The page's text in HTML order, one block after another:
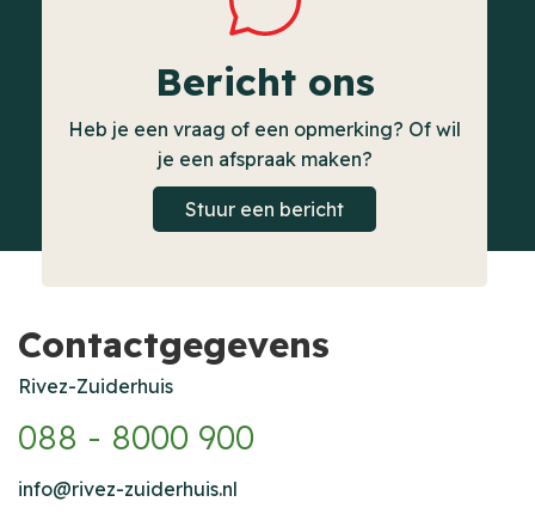
Bericht ons
Heb je een vraag of een opmerking? Of wil
je een afspraak maken?
Stuur een bericht
Contactgegevens
Rivez-Zuiderhuis
088 - 8000 900
info@rivez-zuiderhuis.nl